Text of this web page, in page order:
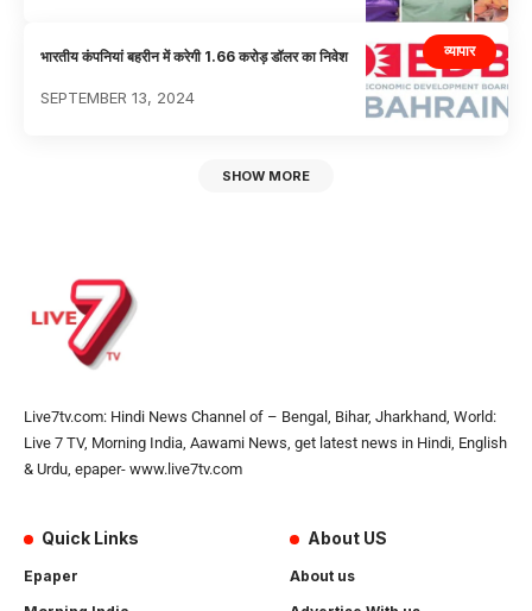
व्यापार
भारतीय कंपनियां बहरीन में करेगी 1.66 करोड़ डॉलर का निवेश
SEPTEMBER 13, 2024
SHOW MORE
Live7tv.com: Hindi News Channel of – Bengal, Bihar, Jharkhand, World:
Live 7 TV, Morning India, Aawami News, get latest news in Hindi, English
& Urdu, epaper- www.live7tv.com
Quick Links
Epaper
About US
About us